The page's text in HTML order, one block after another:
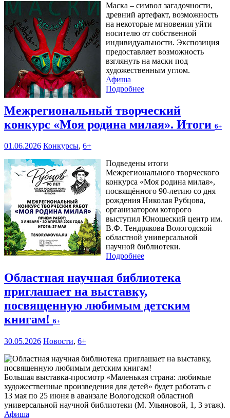
Маска – символ загадочности,
древний артефакт, возможность
на некоторые мгновения уйти
носителю от собственной
индивидуальности. Экспозиция
предоставляет возможность
взглянуть на маски под
художественным углом.
Афиша
Подробнее
Межрегиональный творческий
конкурс «Моя родина милая». Итоги 6+
01.06.2026 Конкурсы, 6+
Подведены итоги
Межрегионального творческого
конкурса «Моя родина милая»,
посвящённого 90-летию со дня
рождения Николая Рубцова,
организатором которого
выступил Юношеский центр им.
В.Ф. Тендрякова Вологодской
областной универсальной
научной библиотеки.
Подробнее
Областная научная библиотека
приглашает на выставку,
посвященную любимым детским
книгам! 6+
30.05.2026 Новости, 6+
Большая выставка-просмотр «Маленькая страна: любимые
художественные произведения для детей» будет работать с
13 мая по 25 июня в аванзале Вологодской областной
универсальной научной библиотеки (М. Ульяновой, 1, 3 этаж).
Афиша